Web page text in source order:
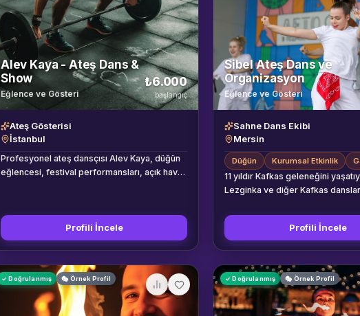
Alev Kaya - Ateş Dans &
Show
Eğlence ve Gösteri
₺6.000
başlangıç
Ateş Gösterisi
İstanbul
Profesyonel ateş dansçısı Alev Kaya, düğün
eğlencesi, festival performansları, açık hava
kılıcı, ateş yutma ve ateş nefesi gibi çeşitli
ateş performansları repertuvarında yer
almaktadır.
Profili İncele
Sibel Ateş Dans ve
Organizasyon
Eğlence ve Gösteri
Sahne Dans Ekibi
Mersin
Düğün Kurumsal Etkinlik
11 yıldır Kafkas geleneğini
Lezginka ve diğer Kafkas
Profili İncele
✓ Doğrulanmış 🎭 Örnek Profil ✓ Doğrulanmış 🎭 Örnek Profil